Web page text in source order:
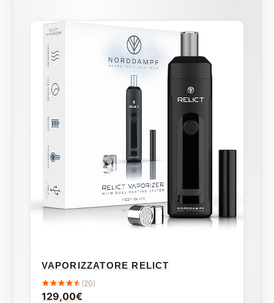
VAPORIZZATORE RELICT
(20)
129,00€